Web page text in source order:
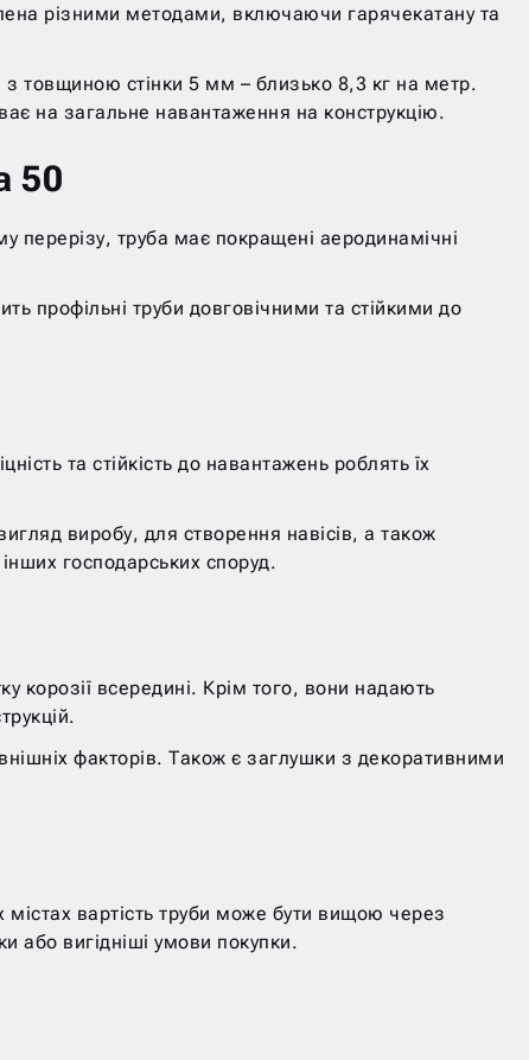
різними методами, включаючи гарячекатану та
з товщиною стінки 5 мм – близько 8,3 кг на метр.
на загальне навантаження на конструкцію.
50
перерізу, труба має покращені аеродинамічні
профільні труби довговічними та стійкими до
та стійкість до навантажень роблять їх
виробу, для створення навісів, а також
господарських споруд.
корозії всередині. Крім того, вони надають
факторів. Також є заглушки з декоративними
вартість труби може бути вищою через
або вигідніші умови покупки.